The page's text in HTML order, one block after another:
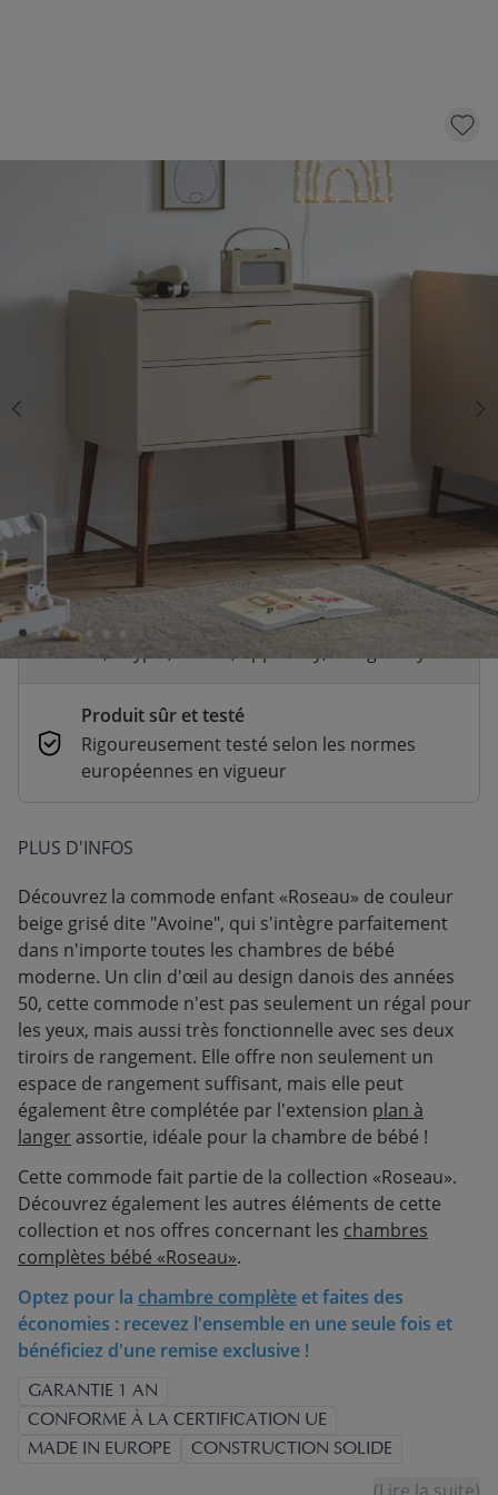
COMMODE POUR BÉBÉ «ROSEAU» |
Livraison rapide
En stock | Livraison sur RDV (3 à 10 jours
ouvrés selon option)
Paiement sécurisé et flexible
CB, Paypal, Klarna, Apple Pay, Google Pay
Produit sûr et testé
Rigoureusement testé selon les normes
européennes en vigueur
PLUS D'INFOS
Découvrez la commode enfant «Roseau» de couleur
beige grisé dite "Avoine", qui s'intègre parfaitement
dans n'importe toutes les chambres de bébé
moderne. Un clin d'œil au design danois des années
50, cette commode n'est pas seulement un régal pour
les yeux, mais aussi très fonctionnelle avec ses deux
tiroirs de rangement. Elle offre non seulement un
espace de rangement suffisant, mais elle peut
également être complétée par l'extension plan à
langer assortie, idéale pour la chambre de bébé !
Cette commode fait partie de la collection «Roseau».
Découvrez également les autres éléments de cette
collection et nos offres concernant les chambres
complètes bébé «Roseau».
Optez pour la chambre complète et faites des
économies : recevez l'ensemble en une seule fois et
bénéficiez d'une remise exclusive !
GARANTIE 1 AN
CONFORME À LA CERTIFICATION UE
MADE IN EUROPE
CONSTRUCTION SOLIDE